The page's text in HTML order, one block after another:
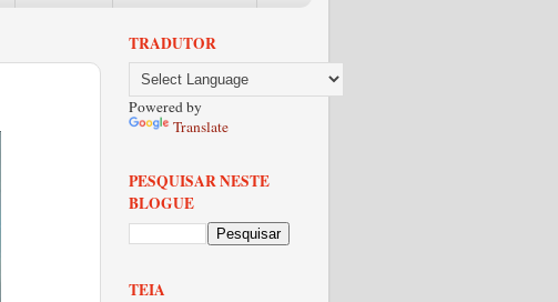
TRADUTOR
Powered by
Translate
PESQUISAR NESTE
BLOGUE
TEIA